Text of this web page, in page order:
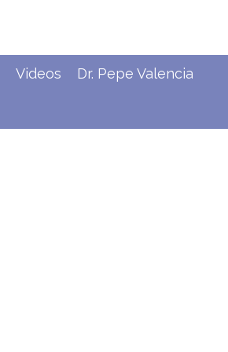
Videos Dr. Pepe Valencia